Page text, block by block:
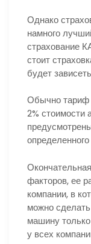
Однако
намного
страхование
стоит
будет
Обычно тариф
2% стоимости
факторов, ее
компании, в
можно
машину только
у всех